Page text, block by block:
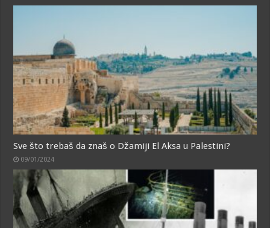
Sve što trebaš da znaš o Džamiji El Aksa u Palestini?
09/01/2024